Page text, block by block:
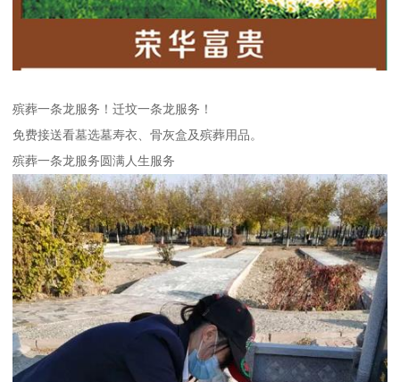
殡葬一条龙服务！迁坟一条龙服务！
免费接送看墓选墓寿衣、骨灰盒及殡葬用品。
殡葬一条龙服务圆满人生服务